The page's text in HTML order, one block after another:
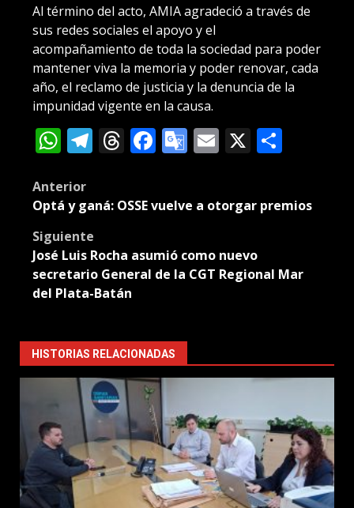
Al término del acto, AMIA agradeció a través de
sus redes sociales el apoyo y el
acompañamiento de toda la sociedad para poder
mantener viva la memoria y poder renovar, cada
año, el reclamo de justicia y la denuncia de la
impunidad vigente en la causa.
WhatsApp
Telegram
Threads
Facebook
Google
Email
X
Post
navigation
Anterior
Optá y ganá: OSSE vuelve a otorgar premios
Siguiente
José Luis Rocha asumió como nuevo
secretario General de la CGT Regional Mar
del Plata-Batán
HISTORIAS RELACIONADAS